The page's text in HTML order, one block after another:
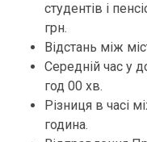
студентів і
грн.
Відстань між
Середній час у
год 00 хв.
Різниця в часі
година.